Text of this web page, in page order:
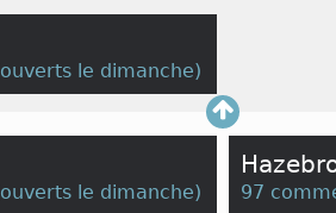
ouverts le dimanche)
ouverts le dimanche) 97